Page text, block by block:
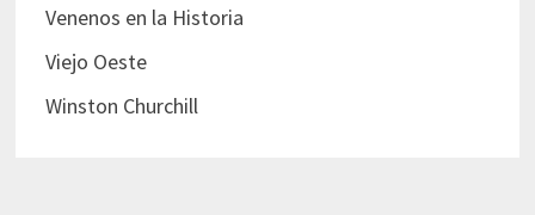
Venenos en la Historia
Viejo Oeste
Winston Churchill